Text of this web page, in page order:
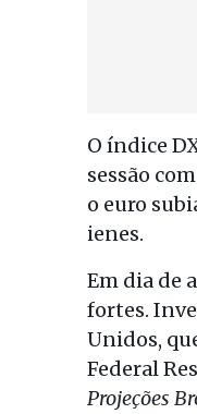
O índice
sessão
o euro
ienes.
Em dia de
fortes.
Unidos,
Federal
Projeções